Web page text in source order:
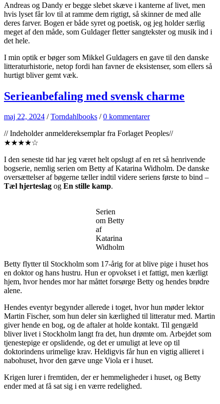
Andreas og Dandy er begge slebet skæve i kanterne af livet, men
hvis lyset får lov til at ramme dem rigtigt, så skinner de med alle
deres farver. Bogen er både syret og poetisk, og jeg holder særlig
meget af den måde, som Guldager fletter sangtekster og musik ind i
det hele.
I min optik er bøger som Mikkel Guldagers en gave til den danske
litteraturhistorie, netop fordi han favner de eksistenser, som ellers så
hurtigt bliver gemt væk.
Serieanbefaling med svensk charme
maj 22, 2024 /Torndahlbooks /0 kommentarer
// Indeholder anmeldereksemplar fra Forlaget Peoples//
★★★★☆
I den seneste tid har jeg været helt opslugt af en ret så henrivende
bogserie, nemlig serien om Betty af Katarina Widholm. De danske
oversættelser af bøgerne tæller indtil videre seriens første to bind –
Tæl hjerteslag og En stille kamp.
Serien
om Betty
af
Katarina
Widholm
Betty flytter til Stockholm som 17-årig for at blive pige i huset hos
en doktor og hans hustru. Hun er opvokset i et fattigt, men kærligt
hjem, hvor hendes mor har måttet forsørge Betty og hendes brødre
alene.
Hendes eventyr begynder allerede i toget, hvor hun møder lektor
Martin Fischer, som hun deler sin kærlighed til litteratur med. Martin
giver hende en bog, og de aftaler at holde kontakt. Til gengæld
bliver livet i Stockholm langt fra det, hun drømte om. Arbejdet som
tjenestepige er opslidende, og det er umuligt at leve op til
doktorindens urimelige krav. Heldigvis får hun en vigtig allieret i
nabohuset, hvor den gæve unge Viola er i huset.
Krigen lurer i fremtiden, der er hemmeligheder i huset, og Betty
ender med at få sat sig i en værre redelighed.